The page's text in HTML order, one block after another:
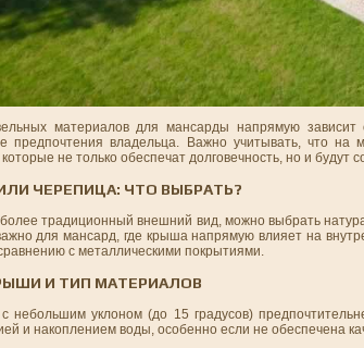
материалов для мансарды напрямую зависит
предпочтения владельца. Важно учитывать, что
не только обеспечат долговечность, но и будут
ЧЕРЕПИЦА: ЧТО ВЫБРАТЬ?
традиционный внешний вид, можно выбрать
для мансард, где крыша напрямую влияет на
с металлическими покрытиями.
И ТИП МАТЕРИАЛОВ
небольшим уклоном (до 15 градусов)
и накоплением воды, особенно если не обеспечена